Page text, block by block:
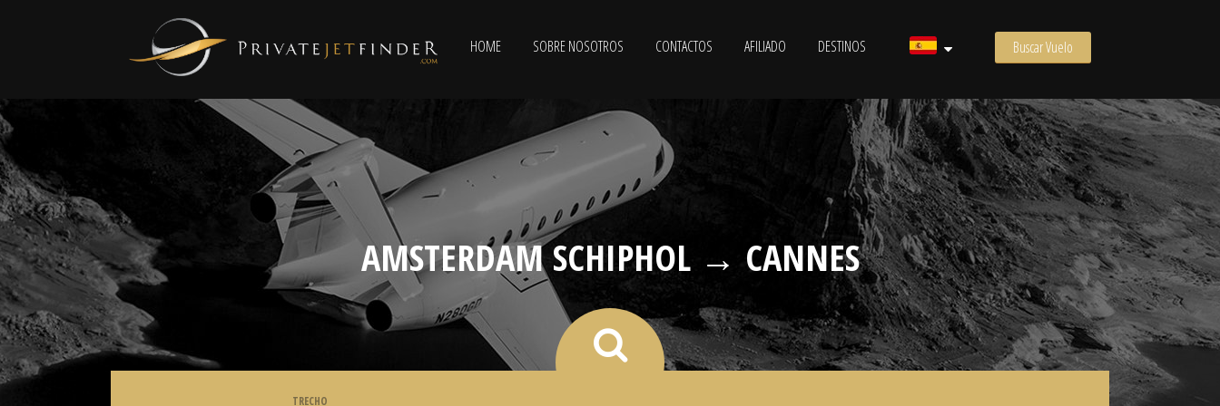
HOME SOBRE NOSOTROS CONTACTOS AFILIADO DESTINOS Buscar Vuelo
AMSTERDAM SCHIPHOL → CANNES
TRECHO